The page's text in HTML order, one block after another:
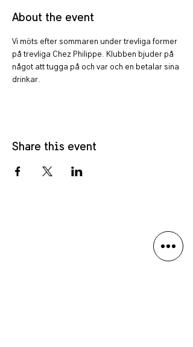
About the event
Vi möts efter sommaren under trevliga former
på trevliga Chez Philippe. Klubben bjuder på
något att tugga på och var och en betalar sina
drinkar.
Share this event